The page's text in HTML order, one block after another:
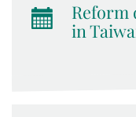
Reform
in